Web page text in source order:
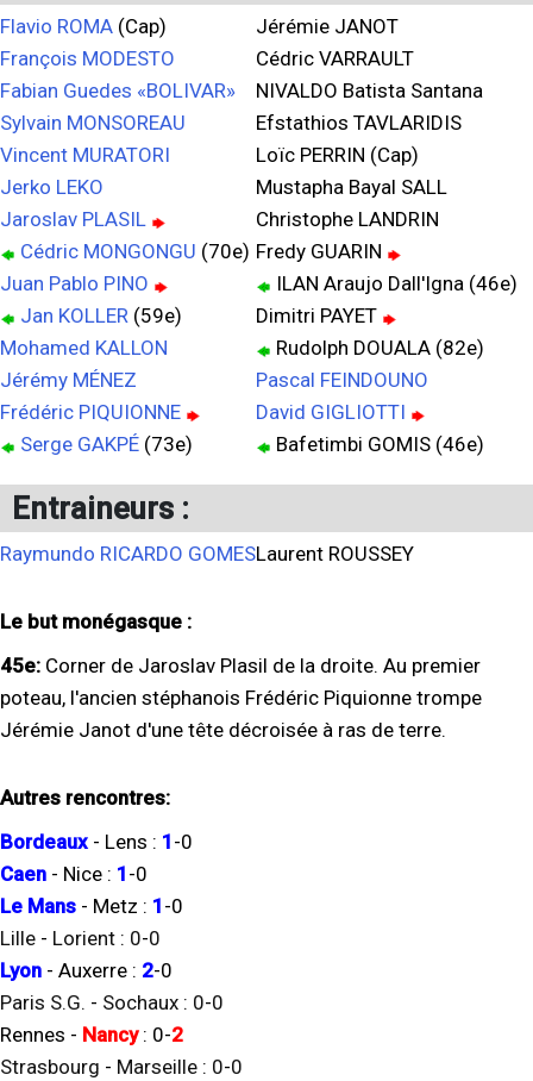
Flavio ROMA (Cap)
François MODESTO
Fabian Guedes «BOLIVAR»
Sylvain MONSOREAU
Vincent MURATORI
Jerko LEKO
Jaroslav PLASIL
Cédric MONGONGU (70e)
Juan Pablo PINO
Jan KOLLER (59e)
Mohamed KALLON
Jérémy MÉNEZ
Frédéric PIQUIONNE
Serge GAKPÉ (73e)
Jérémie JANOT
Cédric VARRAULT
NIVALDO Batista Santana
Efstathios TAVLARIDIS
Loïc PERRIN (Cap)
Mustapha Bayal SALL
Christophe LANDRIN
Fredy GUARIN
ILAN Araujo Dall'Igna (46e)
Dimitri PAYET
Rudolph DOUALA (82e)
Pascal FEINDOUNO
David GIGLIOTTI
Bafetimbi GOMIS (46e)
Entraineurs :
Raymundo RICARDO GOMESLaurent ROUSSEY
Le but monégasque :
45e: Corner de Jaroslav Plasil de la droite. Au premier
poteau, l'ancien stéphanois Frédéric Piquionne trompe
Jérémie Janot d'une tête décroisée à ras de terre.
Autres rencontres:
Bordeaux - Lens : 1 -0
Caen - Nice : 1 -0
Le Mans - Metz : 1 -0
Lille - Lorient : 0-0
Lyon - Auxerre : 2-0
Paris S.G. - Sochaux : 0-0
Rennes - Nancy: 0-2
Strasbourg - Marseille : 0-0